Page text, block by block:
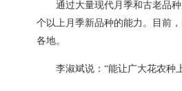
通过大量现代月季和古老品
个以上月季新品种的能力。目前
各地。
李淑斌说：“能让广大花农种